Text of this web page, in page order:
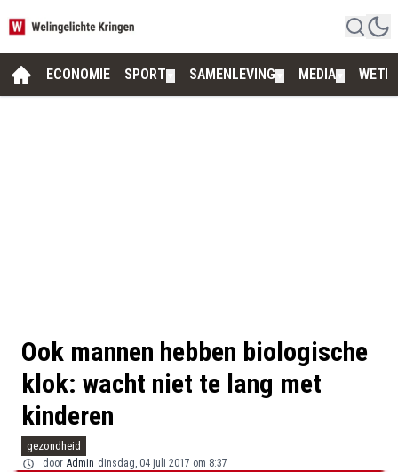
ECONOMIE SPORT SAMENLEVING MEDIA
Ook mannen hebben biologische
klok: wacht niet te lang met
kinderen
gezondheid
door Admin dinsdag, 04 juli 2017 om 8:37